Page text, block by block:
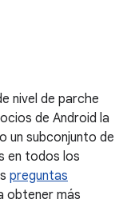
nivel de parche
de Android la
un subconjunto de
en todos los
preguntas
obtener más